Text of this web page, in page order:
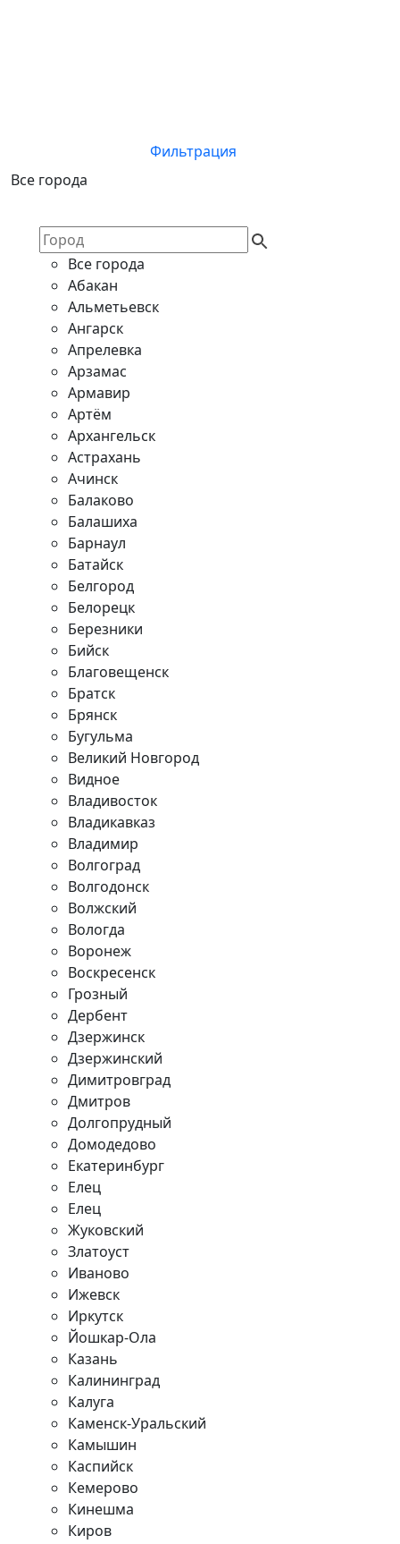
Фильтрация
Все города
Все города
Абакан
Альметьевск
Ангарск
Апрелевка
Арзамас
Армавир
Артём
Архангельск
Астрахань
Ачинск
Балаково
Балашиха
Барнаул
Батайск
Белгород
Белорецк
Березники
Бийск
Благовещенск
Братск
Брянск
Бугульма
Великий Новгород
Видное
Владивосток
Владикавказ
Владимир
Волгоград
Волгодонск
Волжский
Вологда
Воронеж
Воскресенск
Грозный
Дербент
Дзержинск
Дзержинский
Димитровград
Дмитров
Долгопрудный
Домодедово
Екатеринбург
Елец
Елец
Жуковский
Златоуст
Иваново
Ижевск
Иркутск
Йошкар-Ола
Казань
Калининград
Калуга
Каменск-Уральский
Камышин
Каспийск
Кемерово
Кинешма
Киров